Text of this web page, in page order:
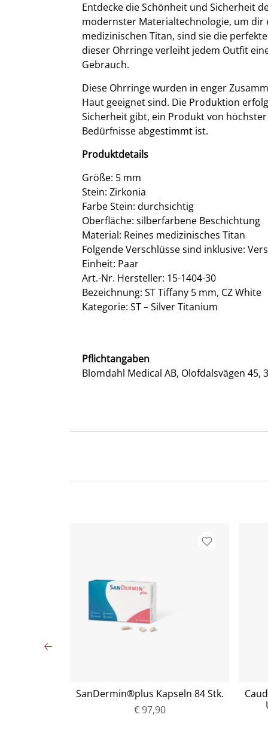
Entdecke die Schönheit und Sicherheit
modernster Materialtechnologie, um dir
medizinischen Titan, sind sie die
dieser Ohrringe verleiht jedem Outfit
Gebrauch.
Diese Ohrringe wurden in enger
Haut geeignet sind. Die Produktion
Sicherheit gibt, ein Produkt von
Bedürfnisse abgestimmt ist.
Produktdetails
Größe: 5 mm
Stein: Zirkonia
Farbe Stein: durchsichtig
Oberfläche: silberfarbene Beschichtung
Material: Reines medizinisches Titan
Folgende Verschlüsse sind inklusive:
Einheit: Paar
Art.-Nr. Hersteller: 15-1404-30
Bezeichnung: ST Tiffany 5 mm, CZ White
Kategorie: ST – Silver Titanium
Pflichtangaben
Blomdahl Medical AB, Olofdalsvägen
SanDermin®plus Kapseln 84 Stk.
€ 97,90